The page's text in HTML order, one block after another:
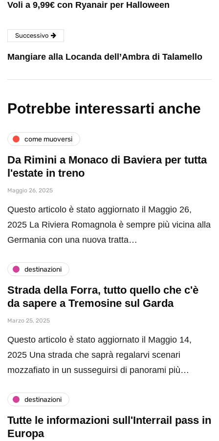
Voli a 9,99€ con Ryanair per Halloween
Successivo
Mangiare alla Locanda dell’Ambra di Talamello
Potrebbe interessarti anche
come muoversi
Da Rimini a Monaco di Baviera per tutta
l'estate in treno
Maggio 26, 2025
Questo articolo è stato aggiornato il Maggio 26,
2025 La Riviera Romagnola è sempre più vicina alla
Germania con una nuova tratta…
destinazioni
Strada della Forra, tutto quello che c'è
da sapere a Tremosine sul Garda
Marzo 25, 2025
Questo articolo è stato aggiornato il Maggio 14,
2025 Una strada che saprà regalarvi scenari
mozzafiato in un susseguirsi di panorami più…
destinazioni
Tutte le informazioni sull'Interrail pass in
Europa